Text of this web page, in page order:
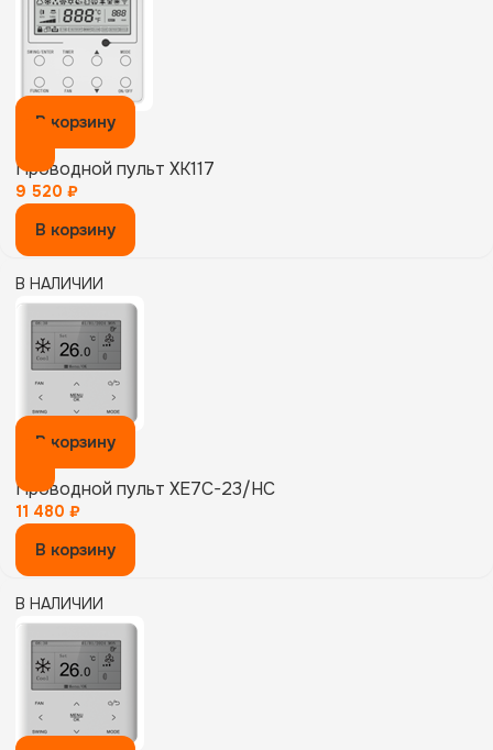
В корзину
Проводной пульт XK117
9 520 ₽
В корзину
В НАЛИЧИИ
В корзину
Проводной пульт XE7C-23/HC
11 480 ₽
В корзину
В НАЛИЧИИ